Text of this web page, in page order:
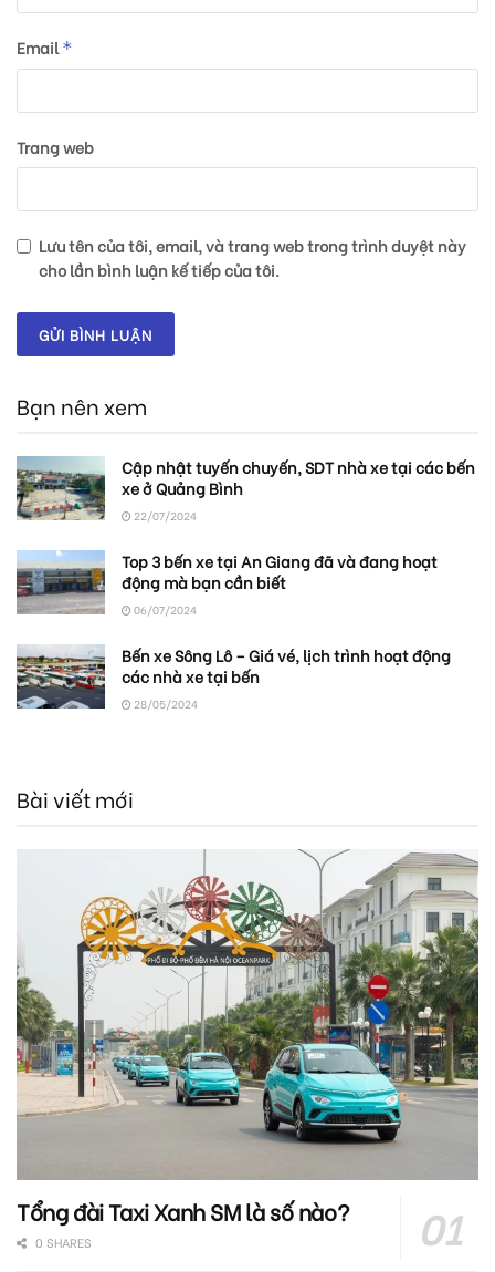
Email*
Trang web
Lưu tên của tôi, email, và trang web trong trình duyệt này
cho lần bình luận kế tiếp của tôi.
Bạn nên xem
Cập nhật tuyến chuyến, SDT nhà xe tại các bến
xe ở Quảng Bình
22/07/2024
Top 3 bến xe tại An Giang đã và đang hoạt
động mà bạn cần biết
06/07/2024
Bến xe Sông Lô – Giá vé, lịch trình hoạt động
các nhà xe tại bến
28/05/2024
Bài viết mới
Tổng đài Taxi Xanh SM là số nào?
0 SHARES